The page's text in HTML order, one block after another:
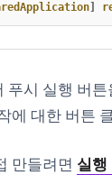
시 실행 버
에 대한 버튼
만들려면 실행